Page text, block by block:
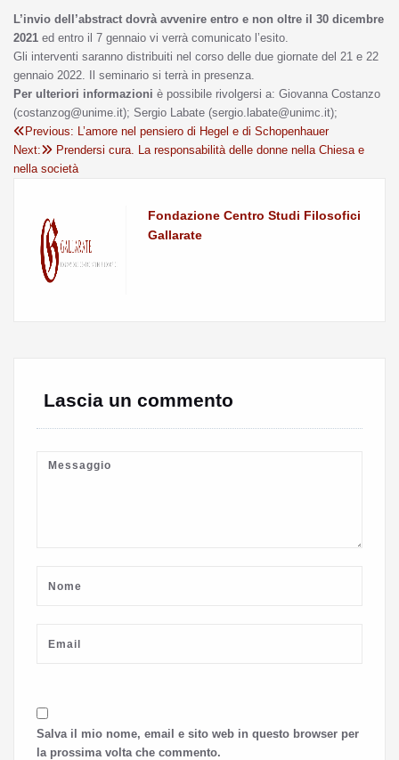
L’invio dell’abstract dovrà avvenire entro e non oltre il 30 dicembre
2021 ed entro il 7 gennaio vi verrà comunicato l’esito.
Gli interventi saranno distribuiti nel corso delle due giornate del 21 e 22
gennaio 2022. Il seminario si terrà in presenza.
Per ulteriori informazioni è possibile rivolgersi a: Giovanna Costanzo
(costanzog@unime.it); Sergio Labate (sergio.labate@unimc.it);
Previous: L’amore nel pensiero di Hegel e di Schopenhauer
Next:
Prendersi cura. La responsabilità delle donne nella Chiesa e
nella società
Fondazione Centro Studi Filosofici
Gallarate
Lascia un commento
Salva il mio nome, email e sito web in questo browser per
la prossima volta che commento.